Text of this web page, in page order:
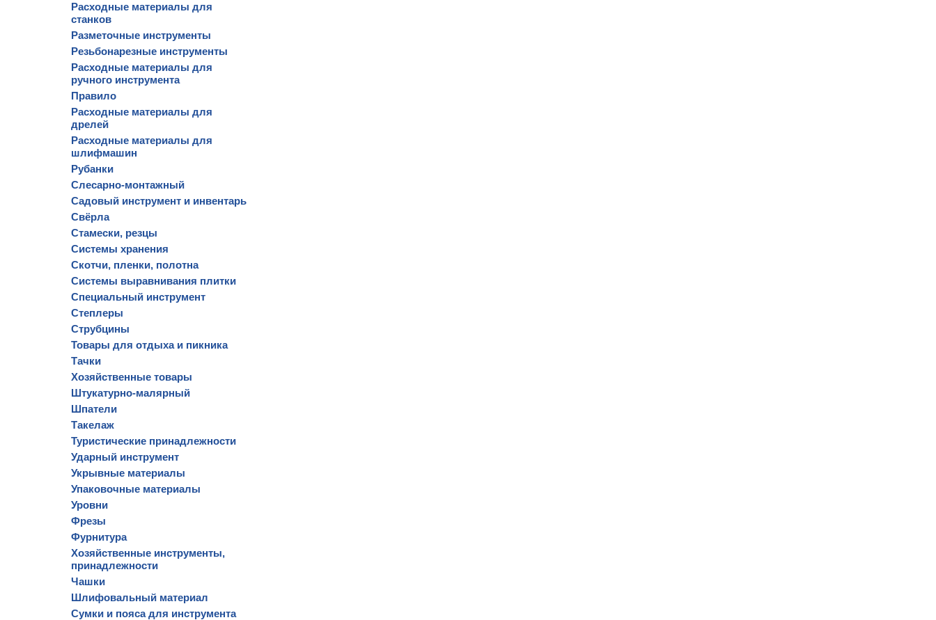
Расходные материалы для
станков
Разметочные инструменты
Резьбонарезные инструменты
Расходные материалы для
ручного инструмента
Правило
Расходные материалы для
дрелей
Расходные материалы для
шлифмашин
Рубанки
Слесарно-монтажный
Садовый инструмент и инвентарь
Свёрла
Стамески, резцы
Системы хранения
Скотчи, пленки, полотна
Системы выравнивания плитки
Специальный инструмент
Степлеры
Струбцины
Товары для отдыха и пикника
Тачки
Хозяйственные товары
Штукатурно-малярный
Шпатели
Такелаж
Туристические принадлежности
Ударный инструмент
Укрывные материалы
Упаковочные материалы
Уровни
Фрезы
Фурнитура
Хозяйственные инструменты,
принадлежности
Чашки
Шлифовальный материал
Сумки и пояса для инструмента